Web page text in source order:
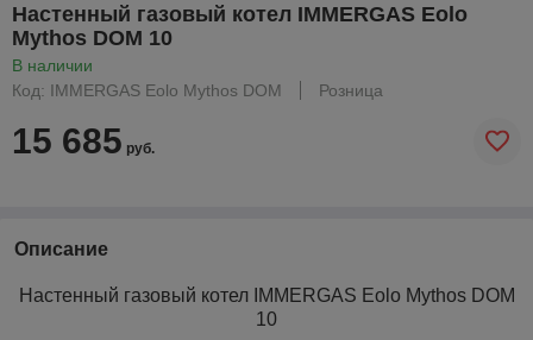
Настенный газовый котел IMMERGAS Eolo
Mythos DOM 10
В наличии
Код: IMMERGAS Eolo Mythos DOM
Розница
15 685 руб.
Описание
Настенный газовый котел IMMERGAS Eolo Mythos DOM
10